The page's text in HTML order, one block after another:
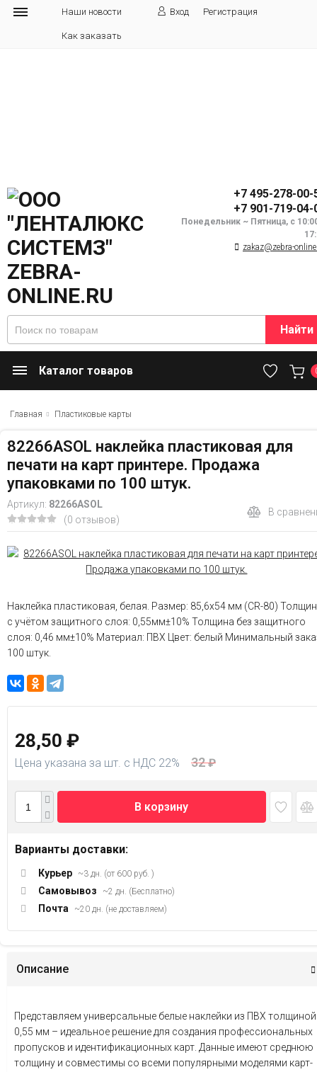
Наши новости Вход Регистрация
Как заказать
+7 495-278-00-
+7 901-719-04-
Понедельник ~ Пятница, с
zakaz@zebra-
Найти
Каталог товаров
Главная Пластиковые карты
82266ASOL наклейка пластиковая для
печати на карт принтере. Продажа
упаковками по 100 штук.
Артикул: 82266ASOL
(0 отзывов)
В
Наклейка пластиковая, белая. Размер: 85,6х54 мм (СR-80)
с учётом защитного слоя: 0,55мм±10% Толщина без защитного
слоя: 0,46 мм±10% Материал: ПВХ Цвет: белый Минимальный
100 штук.
28,50 ₽
Цена указана за шт. с НДС 22% 32₽
В корзину
Варианты доставки:
Курьер ~3 дн. (от 600 руб. )
Самовывоз ~2 дн. (Бесплатно)
Почта ~20 дн. (не доставляем)
Описание
Представляем универсальные белые наклейки из ПВХ толщиной
0,55 мм – идеальное решение для создания профессиональных
пропусков и идентификационных карт. Данные имеют среднюю
толщину и совместимы со всеми популярными моделями карт-